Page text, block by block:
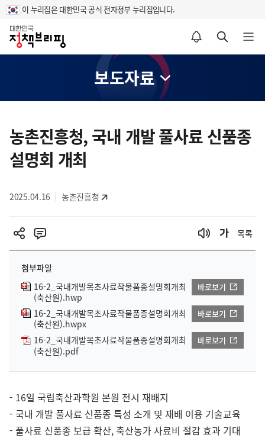
이 누리집은 대한민국 공식 전자정부 누리집입니다.
홈
알림설정 바로가기 검색 바로가기 메뉴 열기
보도자료
텐
츠
영
농촌진흥청, 국내 개발 풀사료 신품종
설명회 개최
2025.04.16 농촌진흥청
목록
첨부파일
16-2_국내개발목초사료작물품종설명회개최
(축산원).hwp
바로보기
16-2_국내개발목초사료작물품종설명회개최
(축산원).hwpx
바로보기
16-2_국내개발목초사료작물품종설명회개최
(축산원).pdf
바로보기
- 16일 국립축산과학원 본원 전시 재배지
- 국내 개발 풀사료 신품종 특성 소개 및 재배 이용 기술교육
- 풀사료 신품종 보급 확산, 축산농가 사료비 절감 효과 기대